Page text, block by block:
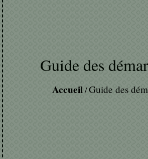
Guide des
Accueil /Guide des